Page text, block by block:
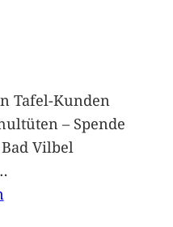
Tafel-Kunden
– Spende
Vilbel